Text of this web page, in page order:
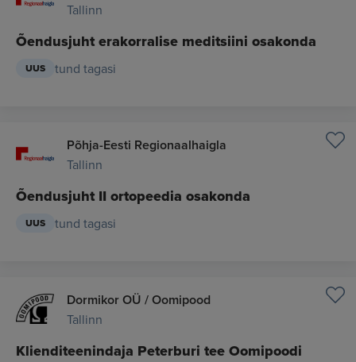
Tallinn
Õendusjuht erakorralise meditsiini osakonda
UUS tund tagasi
Põhja-Eesti Regionaalhaigla
Tallinn
Õendusjuht II ortopeedia osakonda
UUS tund tagasi
Dormikor OÜ / Oomipood
Tallinn
Klienditeenindaja Peterburi tee Oomipoodi